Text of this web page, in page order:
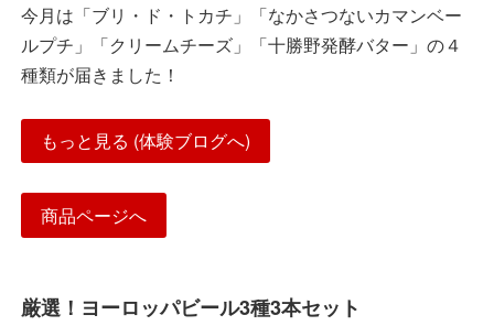
今月は「ブリ・ド・トカチ」「なかさつないカマンベー
ルプチ」「クリームチーズ」「十勝野発酵バター」の４
種類が届きました！
もっと見る (体験ブログへ)
商品ページへ
厳選！ヨーロッパビール3種3本セット